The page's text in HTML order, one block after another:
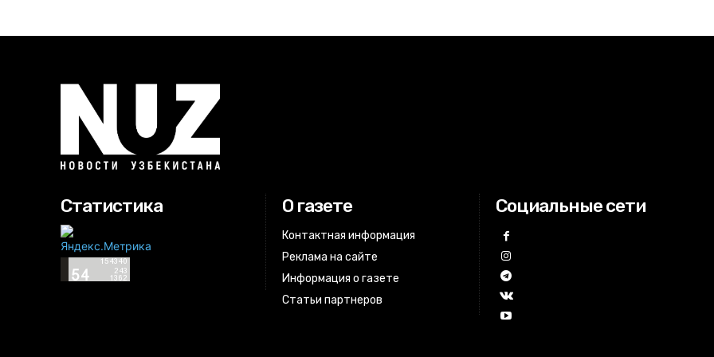
Статистика О газете
Контактная информация
Реклама на сайте
Информация о газете
Статьи партнеров
Социальные сети